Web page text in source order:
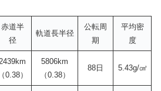
赤道半
径
軌道長半径
公転周
期
平均密
度
（0.38）
5806km
（0.38）
88日 5.43g/㎤